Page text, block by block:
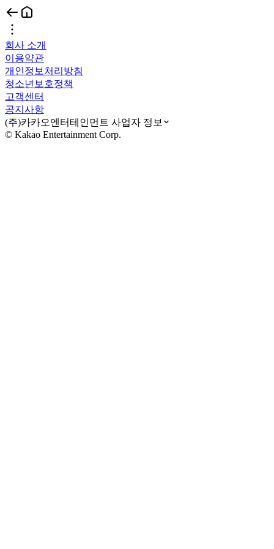
회사 소개
이용약관
개인정보처리방침
청소년보호정책
고객센터
공지사항
(주)카카오엔터테인먼트 사업자 정보
© Kakao Entertainment Corp.